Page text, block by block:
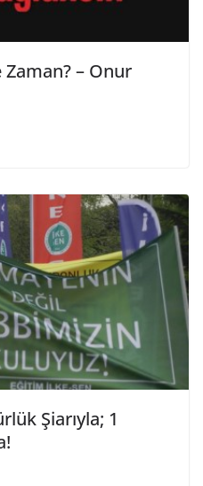
Zaman? – Onur
Şiarıyla; 1